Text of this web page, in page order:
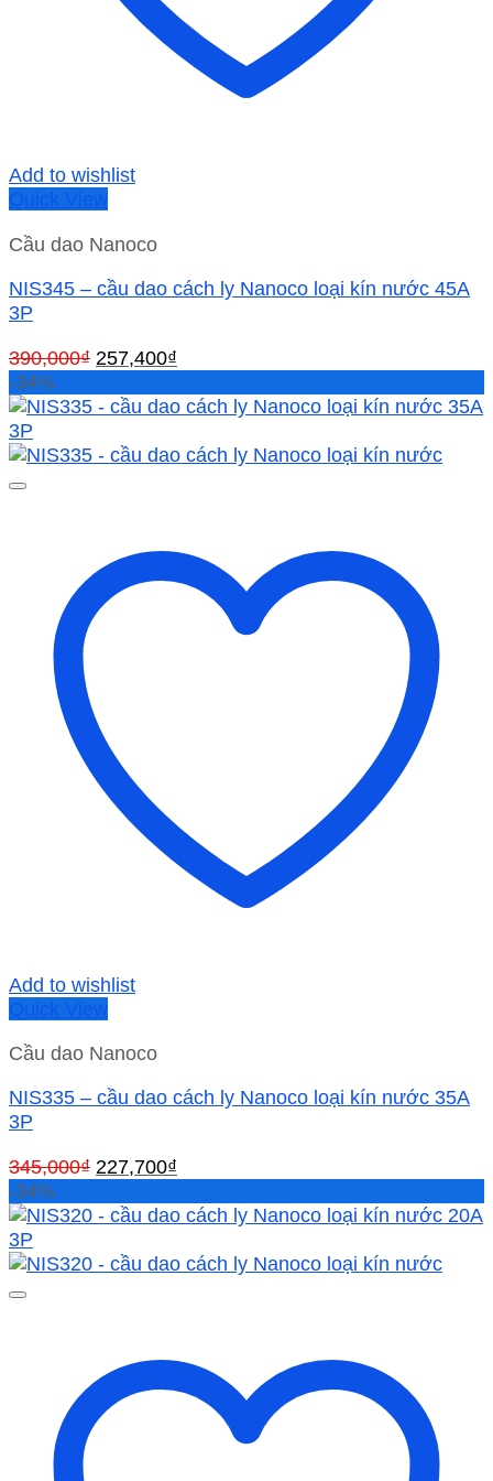
Add to wishlist
Quick View
Cầu dao Nanoco
NIS345 – cầu dao cách ly Nanoco loại kín nước 45A
3P
390,000₫ Giá
là:
257,400₫
tại
257,400₫.
-34%
Add to wishlist
Quick View
Cầu dao Nanoco
NIS335 – cầu dao cách ly Nanoco loại kín nước 35A
3P
345,000₫ Giá
là:
227,700₫
tại
227,700₫.
-34%